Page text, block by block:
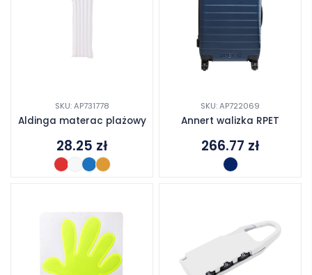
SKU: AP731778
Aldinga materac plażowy
28.25 zł
SKU: AP722069
Annert walizka RPET
266.77 zł